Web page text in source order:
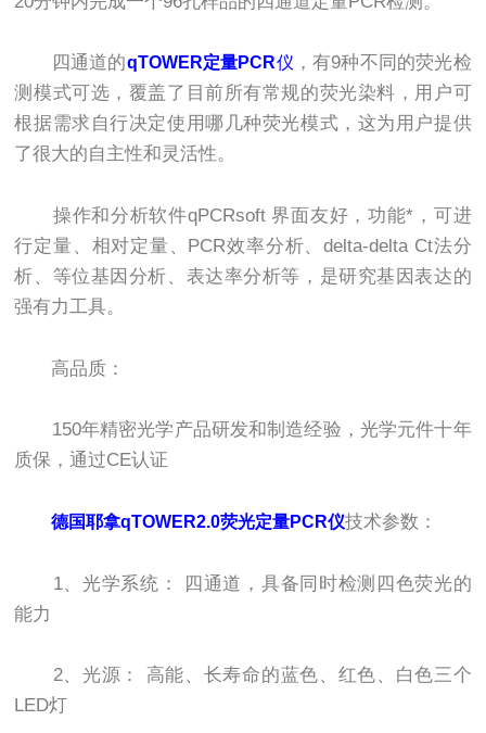
四通道的qTOWER定量PCR仪 ，有9种不同的荧光检
测模式可选，覆盖了目前所有常规的荧光染料，用户可
根据需求自行决定使用哪几种荧光模式，这为用户提供
了很大的自主性和灵活性。
操作和分析软件qPCRsoft 界面友好，功能*，可进
行定量、相对定量、PCR效率分析、delta-delta Ct法分
析、等位基因分析、表达率分析等，是研究基因表达的
强有力工具。
高品质：
150年精密光学产品研发和制造经验，光学元件十年
质保，通过CE认证
德国耶拿qTOWER2.0荧光定量PCR仪技术参数：
1、光学系统： 四通道，具备同时检测四色荧光的
能力
2、光源： 高能、长寿命的蓝色、红色、白色三个
LED灯